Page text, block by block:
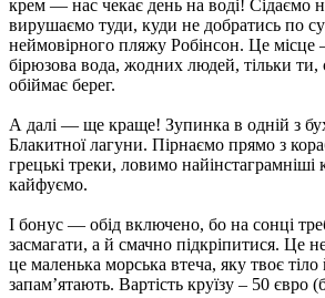
крем — нас чекає день на воді! Сідаємо
вирушаємо туди, куди не добратись по
неймовірного пляжу Робінсон. Це місце
бірюзова вода, жодних людей, тільки
обіймає берег.
А далі — ще краще! Зупинка в одній з
Блакитної лагуни. Пірнаємо прямо з
грецькі треки, ловимо найінстаграмніші
кайфуємо.
І бонус — обід включено, бо на сонці
засмагати, а й смачно підкріпитися. Це
це маленька морська втеча, яку твоє
запам’ятають. Вартість круїзу – 50 євро